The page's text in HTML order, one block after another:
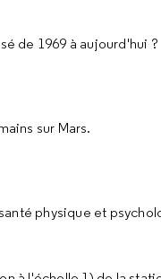
de 1969 à aujourd'hui ?
sur Mars.
physique et